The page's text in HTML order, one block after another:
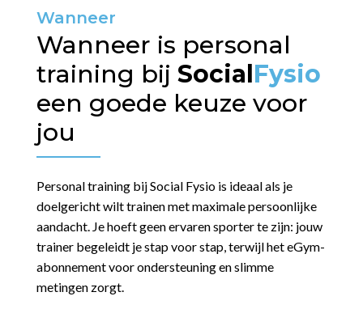
Wanneer
Wanneer is personal
training bij SocialFysio
een goede keuze voor
jou
Personal training bij Social Fysio is ideaal als je
doelgericht wilt trainen met maximale persoonlijke
aandacht. Je hoeft geen ervaren sporter te zijn: jouw
trainer begeleidt je stap voor stap, terwijl het eGym-
abonnement voor ondersteuning en slimme
metingen zorgt.